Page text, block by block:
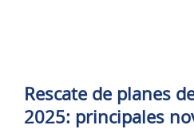
Rescate de planes
2025: principales